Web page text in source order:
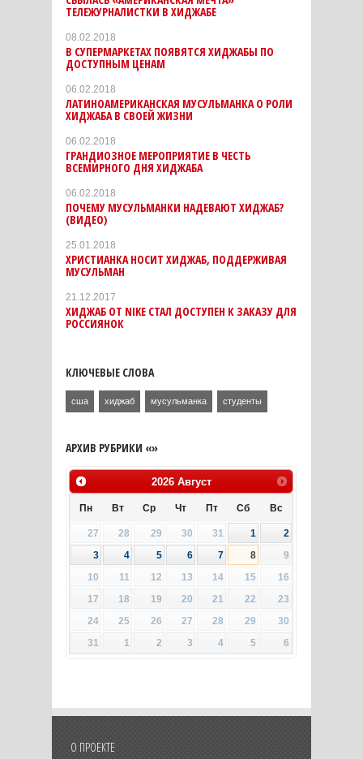
ТЕЛЕЖУРНАЛИСТКИ В ХИДЖАБЕ
08.02.2018
В СУПЕРМАРКЕТАХ ПОЯВЯТСЯ ХИДЖАБЫ ПО
ДОСТУПНЫМ ЦЕНАМ
06.02.2018
ЛАТИНОАМЕРИКАНСКАЯ МУСУЛЬМАНКА О РОЛИ
ХИДЖАБА В СВОЕЙ ЖИЗНИ
06.02.2018
ГРАНДИОЗНОЕ МЕРОПРИЯТИЕ В ЧЕСТЬ
ВСЕМИРНОГО ДНЯ ХИДЖАБА
06.02.2018
ПОЧЕМУ МУСУЛЬМАНКИ НАДЕВАЮТ ХИДЖАБ?
(ВИДЕО)
25.01.2018
ХРИСТИАНКА НОСИТ ХИДЖАБ, ПОДДЕРЖИВАЯ
МУСУЛЬМАН
21.12.2017
ХИДЖАБ ОТ NIKE СТАЛ ДОСТУПЕН К ЗАКАЗУ ДЛЯ
РОССИЯНОК
КЛЮЧЕВЫЕ СЛОВА
сша хиджаб мусульманка студенты
АРХИВ РУБРИКИ «»
2026 Август
Пн Вт Ср Чт Пт Сб Вс
27 28 29 30 31 1
2
3
4 5 6 7 8
9
10
11 12 13 14 15
16
17
18 19 20 21 22
23
24
25 26 27 28 29
30
31
1 2 3 4 5 6
О ПРОЕКТЕ